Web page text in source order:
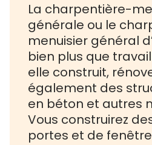
La charpentière-
générale ou le
menuisier général
bien plus que
elle construit,
également des
en béton et autres
Vous construirez
portes et de